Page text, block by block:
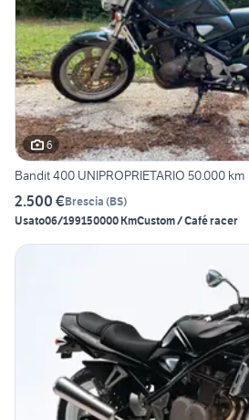
6
Bandit 400 UNIPROPRIETARIO 50.000 km
2.500 €Brescia (BS)
Usato06/199150000 KmCustom / Café racer